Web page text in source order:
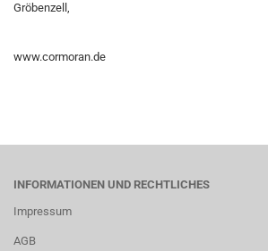
Gröbenzell,
www.cormoran.de
INFORMATIONEN UND RECHTLICHES
Impressum
AGB